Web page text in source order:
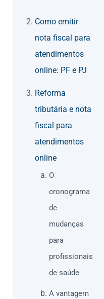
Como emitir
nota fiscal para
atendimentos
online: PF e PJ
Reforma
tributária e nota
fiscal para
atendimentos
online
O
cronograma
de
mudanças
para
profissionais
de saúde
A vantagem